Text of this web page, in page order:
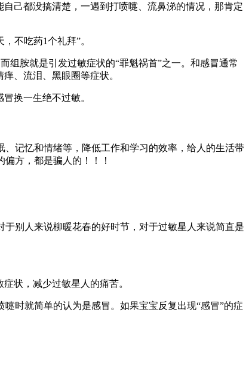
己都没搞清楚，一遇到打喷嚏、流鼻涕的情况，那肯定
不吃药1个礼拜”。
组胺就是引发过敏症状的“罪魁祸首”之一。和感冒通常
、流泪、黑眼圈等症状。
换一生绝不过敏。
记忆和情绪等，降低工作和学习的效率，给人的生活带
方，都是骗人的！！！
别人来说柳暖花春的好时节，对于过敏星人来说简直是
状，减少过敏星人的痛苦。
时就简单的认为是感冒。如果宝宝反复出现“感冒”的症